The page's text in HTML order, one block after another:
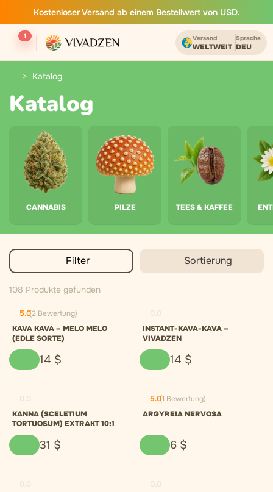
Kostenloser Versand ab einem Bestellwert von USD.
1 Versand
WELTWEIT
Sprache
DEU
Katalog
Katalog
CANNABIS PILZE TEES & KAFFEE
Filter Sortierung
108 Produkte gefunden
5.0(2 Bewertung)
KAVA KAVA – MELO MELO
(EDLE SORTE)
14 $
INSTANT-KAVA-KAVA –
VIVADZEN
14 $
KANNA (SCELETIUM
TORTUOSUM) EXTRAKT 10:1
31 $
5.0(1 Bewertung)
ARGYREIA NERVOSA
6 $